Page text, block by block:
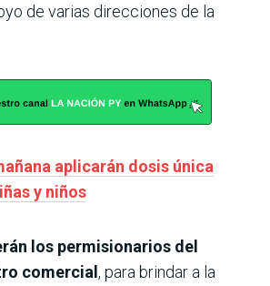
de varias direcciones de la
aplicarán dosis única
y niños
los permisionarios del
comercial, para brindar a la